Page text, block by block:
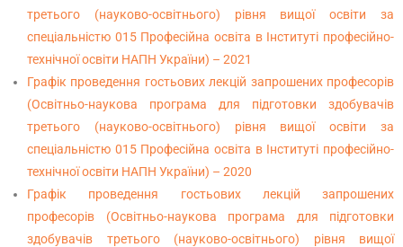
третього (науково-освітнього) рівня вищої освіти за
спеціальністю 015 Професійна освіта в Інституті професійно-
технічної освіти НАПН України) – 2021
Графік проведення гостьових лекцій запрошених професорів
(Освітньо-наукова програма для підготовки здобувачів
третього (науково-освітнього) рівня вищої освіти за
спеціальністю 015 Професійна освіта в Інституті професійно-
технічної освіти НАПН України) – 2020
Графік проведення гостьових лекцій запрошених
професорів (Освітньо-наукова програма для підготовки
здобувачів третього (науково-освітнього) рівня вищої